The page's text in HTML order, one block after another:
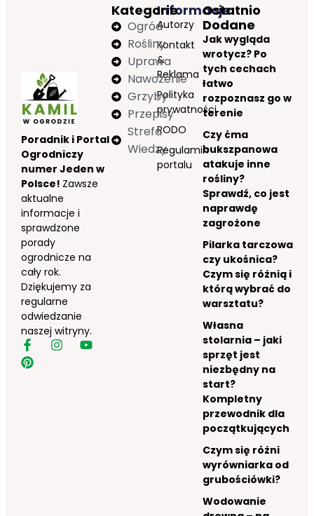
Poradnik i Portal
Ogrodniczy
numer Jeden w
Polsce! Zawsze
aktualne
informacje i
sprawdzone
porady
ogrodnicze na
cały rok.
Dziękujemy za
regularne
odwiedzanie
naszej witryny.
Informacje
Autorzy
Kontakt
&
Reklama
Polityka
prywatności
RODO
Regulamin
portalu
Kategorie
Ogród
Rośliny
Uprawa
Nawożenie
Grzyby
Przepisy
Strefa
Wiedzy
Ostatnio
Dodane
Jak wygląda
wrotycz? Po
tych cechach
łatwo
rozpoznasz go w
terenie
Czy ćma
bukszpanowa
atakuje inne
rośliny?
Sprawdź, co jest
naprawdę
zagrożone
Pilarka tarczowa
czy ukośnica?
Czym się różnią i
którą wybrać do
warsztatu?
Własna
stolarnia – jaki
sprzęt jest
niezbędny na
start?
Kompletny
przewodnik dla
początkujących
Czym się różni
wyrówniarka od
grubościówki?
Wodowanie